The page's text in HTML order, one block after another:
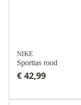
NIKE
Sporttas rood
€ 42,99